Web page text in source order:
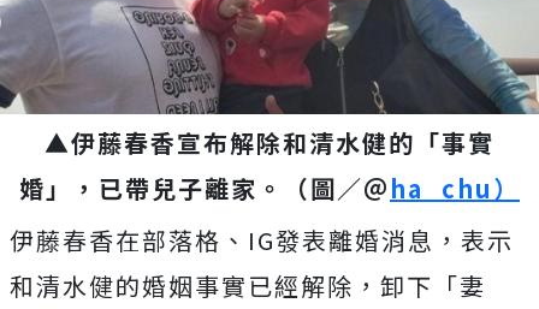
▲伊藤春香宣布解除和清水健的「事實
婚」，已帶兒子離家。（圖／＠ha_chu）
伊藤春香在部落格、IG發表離婚消息，表示
和清水健的婚姻事實已經解除，卸下「妻